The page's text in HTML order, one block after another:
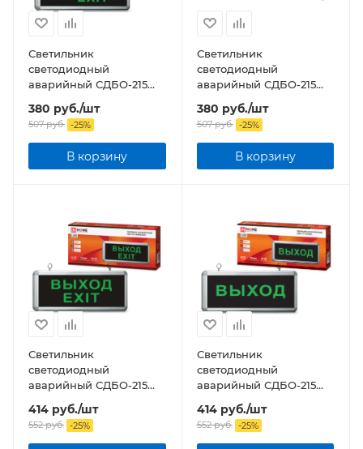
Светильник
светодиодный
аварийный СДБО-215
"ВЫХОД EXIT НАЛЕВО"
3 часа NI-CD AC/DC
380 руб./шт
507руб. -25%
В корзину
Светильник
светодиодный
аварийный СДБО-215
"ВЫХОД EXIT
НАПРАВО" 3 часа NI-CD
AC/DC
380 руб./шт
507руб. -25%
В корзину
Светильник
светодиодный
аварийный СДБО-215
"ВЫХОД EXIT" 3 часа NI-
CD AC/DC
414 руб./шт
552руб. -25%
Светильник
светодиодный
аварийный СДБО-215
"ВЫХОД" 3 часа NI-CD
AC/DC
414руб./шт
552руб. -25%